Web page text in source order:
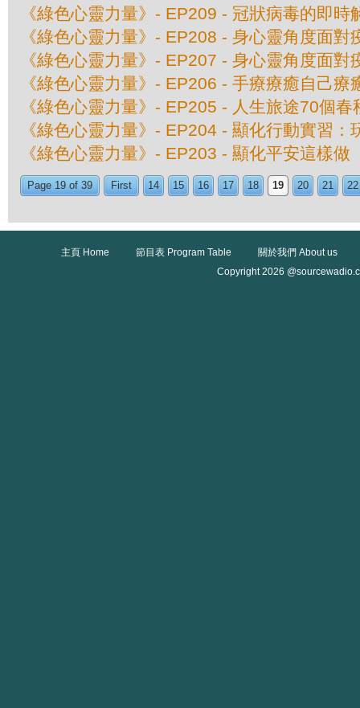
《綠色心靈力量》- EP209 - 冠狀病毒的即時
《綠色心靈力量》- EP208 - 身心靈角度面對
《綠色心靈力量》- EP207 - 身心靈角度面對
《綠色心靈力量》- EP206 - 手療療癒自己療
《綠色心靈力量》- EP205 - 人生旅途70個春
《綠色心靈力量》- EP204 - 顯化行動實習：
《綠色心靈力量》- EP203 - 顯化平安這樣做
Page 19 of 39 First 14 15 16 17 18 19 20 21 22
主頁 Home 節目表 Program Table
關於我們 About us
Copyright 2026